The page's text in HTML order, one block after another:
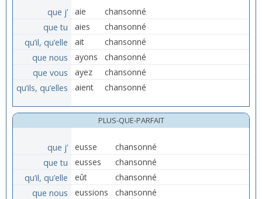
que j’ aie
chansonné
que tu
aies
chansonné
qu’il, qu’elle
ait
chansonné
que nous
ayons
chansonné
que vous
ayez
chansonné
qu’ils, qu’elles
aient chansonné
PLUS-QUE-PARFAIT
que j’ eusse
chansonné
que tu
eusses
chansonné
qu’il, qu’elle
eût
chansonné
que nous
eussions
chansonné